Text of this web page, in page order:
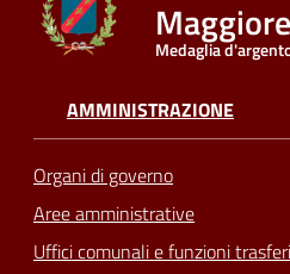
Seguici
Maggiore
Medaglia
AMMINISTRAZIONE
Organi di governo
Aree amministrative
Uffici comunali e funzioni